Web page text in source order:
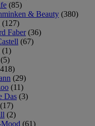
(85)
& Beauty (380)
(127)
Faber (36)
(67)
(1)
(5)
(29)
(11)
Das (3)
(17)
(2)
(61)